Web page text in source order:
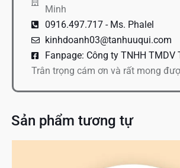
Minh
0916.497.717 - Ms. Phalel
kinhdoanh03@tanhuuqui.com
Fanpage: Công ty TNHH TMDV
Trân trọng cám ơn và rất mong
Sản phẩm tương tự